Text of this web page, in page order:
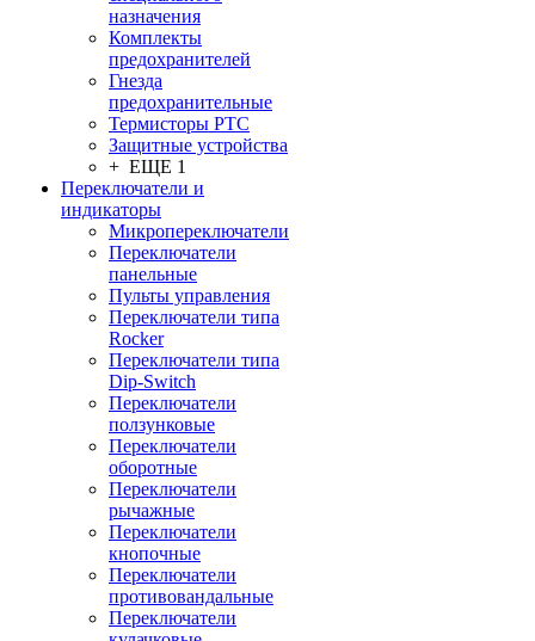
назначения
Комплекты
предохранителей
Гнезда
предохранительные
Термисторы PTC
Защитные устройства
+ ЕЩЕ 1
Переключатели и
индикаторы
Микропереключатели
Переключатели
панельные
Пульты управления
Переключатели типа
Rocker
Переключатели типа
Dip-Switch
Переключатели
ползунковые
Переключатели
оборотные
Переключатели
рычажные
Переключатели
кнопочные
Переключатели
противовандальные
Переключатели